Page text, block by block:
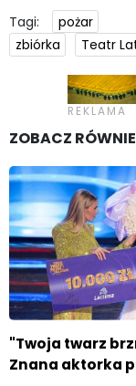
Tagi:
pożar
zbiórka
Teatr
ZOBACZ
"Twoja twarz
Znana aktorka